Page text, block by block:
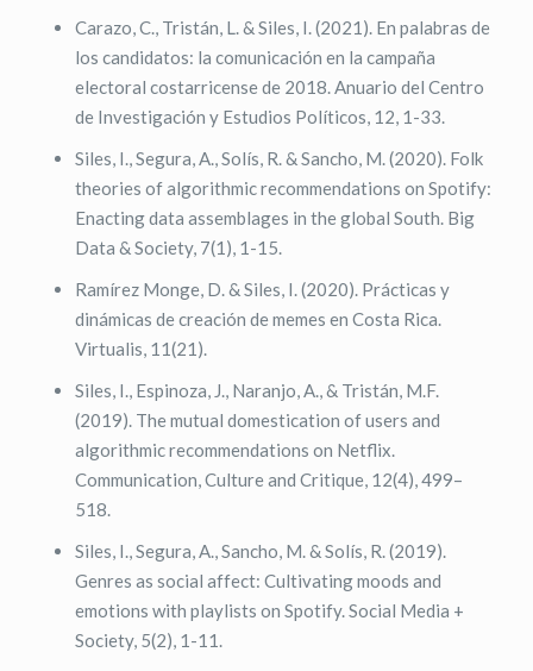
Carazo, C., Tristán, L. & Siles, I. (2021). En palabras de
los candidatos: la comunicación en la campaña
electoral costarricense de 2018. Anuario del Centro
de Investigación y Estudios Políticos, 12, 1-33.
Siles, I., Segura, A., Solís, R. & Sancho, M. (2020). Folk
theories of algorithmic recommendations on Spotify:
Enacting data assemblages in the global South. Big
Data & Society, 7(1), 1-15.
Ramírez Monge, D. & Siles, I. (2020). Prácticas y
dinámicas de creación de memes en Costa Rica.
Virtualis, 11(21).
Siles, I., Espinoza, J., Naranjo, A., & Tristán, M.F.
(2019). The mutual domestication of users and
algorithmic recommendations on Netflix.
Communication, Culture and Critique, 12(4), 499–
518.
Siles, I., Segura, A., Sancho, M. & Solís, R. (2019).
Genres as social affect: Cultivating moods and
emotions with playlists on Spotify. Social Media +
Society, 5(2), 1-11.